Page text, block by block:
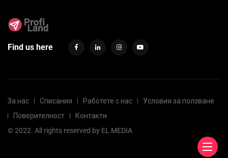
Find us here
За нас Списания Работете с нас
Условия за ползване
Поверителност
Контакти
© 2022. All rights reserved by EL MEDIA